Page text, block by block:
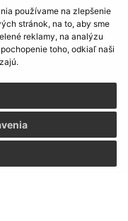
používame na zlepšenie
stránok, na to, aby sme
reklamy, na analýzu
toho, odkiaľ naši